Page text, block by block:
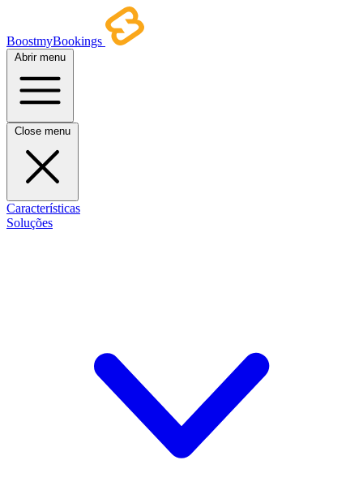
BoostmyBookings
Abrir menu
Close menu
Características
Soluções